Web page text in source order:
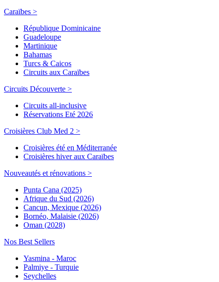
Caraïbes >
République Dominicaine
Guadeloupe
Martinique
Bahamas
Turcs & Caicos
Circuits aux Caraïbes
Circuits Découverte >
Circuits all-inclusive
Réservations Eté 2026
Croisières Club Med 2 >
Croisières été en Méditerranée
Croisières hiver aux Caraïbes
Nouveautés et rénovations >
Punta Cana (2025)
Afrique du Sud (2026)
Cancun, Mexique (2026)
Bornéo, Malaisie (2026)
Oman (2028)
Nos Best Sellers
Yasmina - Maroc
Palmiye - Turquie
Seychelles